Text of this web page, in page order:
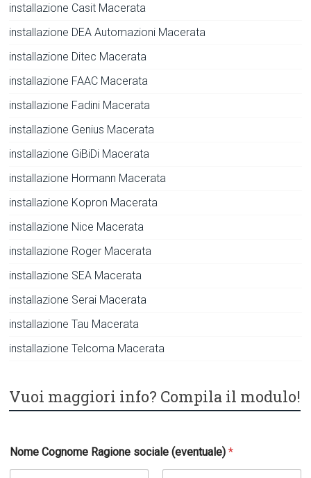
installazione Casit Macerata
installazione DEA Automazioni Macerata
installazione Ditec Macerata
installazione FAAC Macerata
installazione Fadini Macerata
installazione Genius Macerata
installazione GiBiDi Macerata
installazione Hormann Macerata
installazione Kopron Macerata
installazione Nice Macerata
installazione Roger Macerata
installazione SEA Macerata
installazione Serai Macerata
installazione Tau Macerata
installazione Telcoma Macerata
Vuoi maggiori info? Compila il modulo!
l
a
Nome Cognome Ragione sociale (eventuale)*